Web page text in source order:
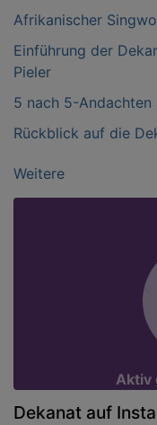
Afrikanischer
Einführung der
Pieler
5 nach 5-Andachten
Rückblick auf die
Weitere
Aktiv
Dekanat auf